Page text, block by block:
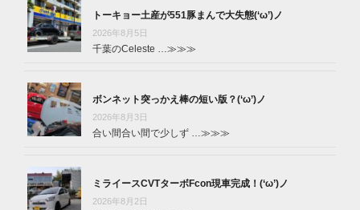
トーキョー土産が551豚まんで大失態(‘ω’)ノ
2026年8月5日
千葉のCeleste … ≫≫≫
ボンネット突っかえ棒の短い版？(‘ω’)ノ
2026年8月3日
合い間合い間で少しず … ≫≫≫
ミライースCVTターボFcon現車完成！(‘ω’)ノ
2026年8月2日